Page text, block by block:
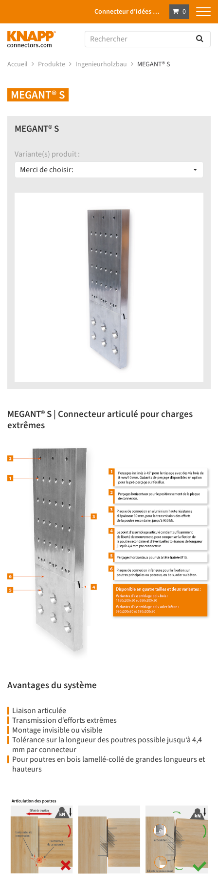
Connecteur d’idées … 0
Accueil Produkte Ingenieurholzbau MEGANT® S
MEGANT® S
MEGANT® S
Variante(s) produit :
Merci de choisir:
MEGANT® S | Connecteur articulé pour charges
extrêmes
Avantages du système
Liaison articulée
Transmission d‘efforts extrêmes
Montage invisible ou visible
Tolérance sur la longueur des poutres possible jusqu‘à 4,4
mm par connecteur
Pour poutres en bois lamellé-collé de grandes longueurs et
hauteurs